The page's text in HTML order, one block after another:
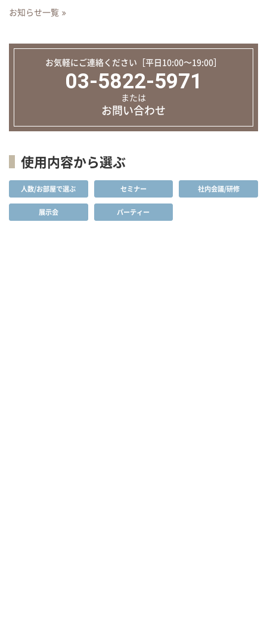
お知らせ一覧
お気軽にご連絡ください［平日10:00〜19:00］
03-5822-5971
または
お問い合わせ
使用内容から選ぶ
人数/お部屋で選ぶ セミナー 社内会議/研修
展示会 パーティー